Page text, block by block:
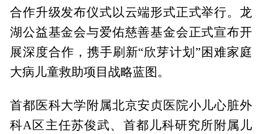
合作升级发布仪式以云端形式正式举行。龙
湖公益基金会与爱佑慈善基金会正式宣布开
展深度合作，携手刷新“欣芽计划”困难家庭
大病儿童救助项目战略蓝图。
首都医科大学附属北京安贞医院小儿心脏外
科A区主任苏俊武、首都儿科研究所附属儿